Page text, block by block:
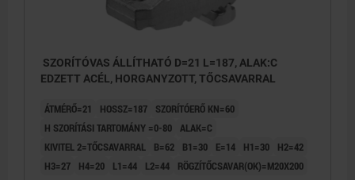
SZORÍTÓVAS ÁLLÍTHATÓ D=21 L=187, ALAK:C
EDZETT ACÉL, HORGANYZOTT, TŐCSAVARRAL
ÁTMÉRŐ=21 HOSSZ=187
SZORÍTÓERŐ KN=60
H SZORÍTÁSI TARTOMÁNY =0-80 ALAK=C
KIVITEL 2=TŐCSAVARRAL
B=62 B1=30 E=14 H1=30
H2=42
H3=27
H4=20 L1=44 L2=44 RÖGZÍTŐCSAVAR(OK)=M20X200